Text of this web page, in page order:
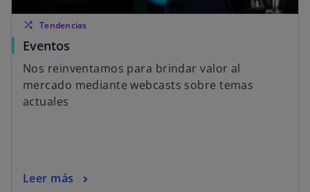
shuffle Tendencias
Eventos
Nos reinventamos para brindar valor al
mercado mediante webcasts sobre temas
actuales
Leer más